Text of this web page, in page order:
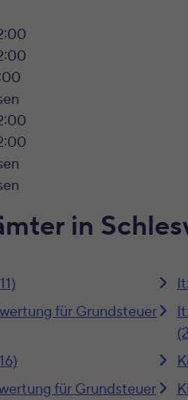
in
für Grundsteuer
für Grundsteuer